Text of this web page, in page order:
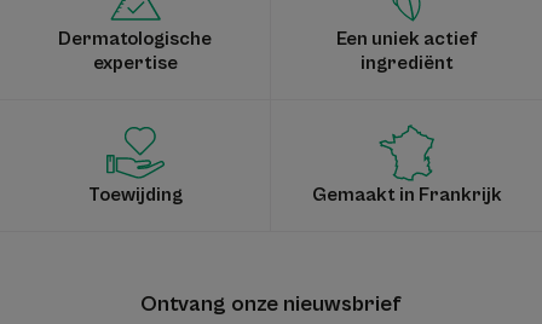
Dermatologische
expertise
Een uniek actief
ingrediënt
Toewijding Gemaakt in Frankrijk
Ontvang onze nieuwsbrief